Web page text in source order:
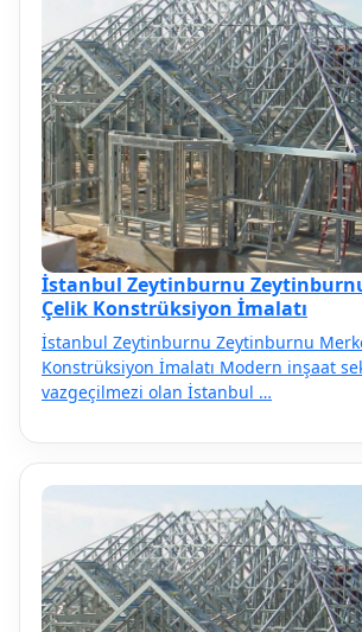
İstanbul Zeytinburnu
Çelik Konstrüksiyon İmalatı
İstanbul Zeytinburnu Zeytinburnu
Konstrüksiyon İmalatı Modern inşaat
vazgeçilmezi olan İstanbul …